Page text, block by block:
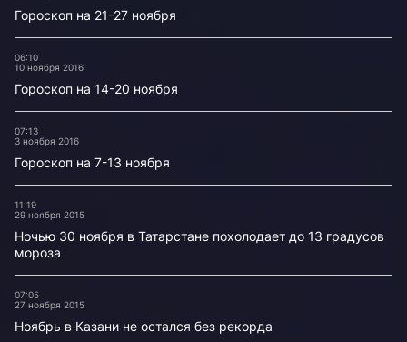
Гороскоп на 21-27 ноября
06:10
10 ноября 2016
Гороскоп на 14-20 ноября
07:13
3 ноября 2016
Гороскоп на 7-13 ноября
11:19
29 ноября 2015
Ночью 30 ноября в Татарстане похолодает до 13 градусов
мороза
07:05
27 ноября 2015
Ноябрь в Казани не остался без рекорда